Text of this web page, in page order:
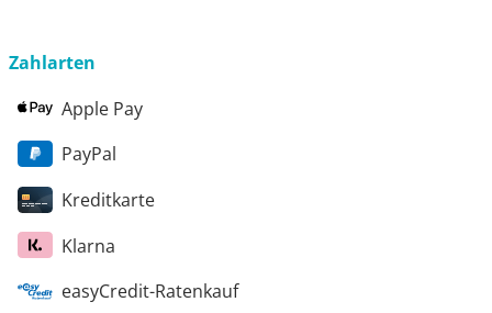
aus Mitteln des Europäischen Sozialfonds Plus und
Zahlarten
Apple Pay
PayPal
Kreditkarte
Klarna
easyCredit-Ratenkauf